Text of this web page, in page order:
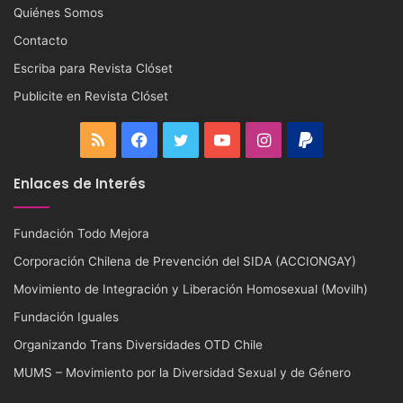
Quiénes Somos
Contacto
Escriba para Revista Clóset
Publicite en Revista Clóset
RSS Facebook
TwitterYouTubeInstagram
PayPal
Enlaces de Interés
Fundación Todo Mejora
Corporación Chilena de Prevención del SIDA (ACCIONGAY)
Movimiento de Integración y Liberación Homosexual (Movilh)
Fundación Iguales
Organizando Trans Diversidades OTD Chile
MUMS – Movimiento por la Diversidad Sexual y de Género